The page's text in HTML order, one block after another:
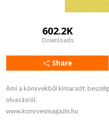
602.2K
Downloads
Share
Ami a könyvekből kimaradt:
olvasásról.
www.konyvesmagazin.hu